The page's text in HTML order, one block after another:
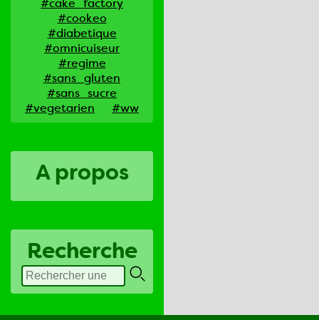
#cookeo
#diabetique
#omnicuiseur
#regime
#sans_gluten
#sans_sucre
#vegetarien
#ww
A propos
Recherche